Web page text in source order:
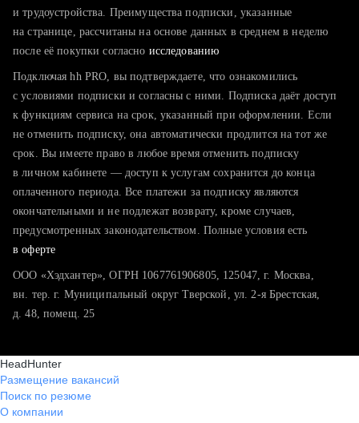
тратите много времени на поиск и вручную поднимаете
хотите сравнить себя с конкурентами и оценить шансы
и трудоустройства. Преимущества подписки, указанные
на странице, рассчитаны на основе данных в среднем в неделю
после её покупки согласно исследованию
Подключая hh PRO, вы подтверждаете, что ознакомились
с условиями подписки и согласны с ними. Подписка даёт доступ
к функциям сервиса на срок, указанный при оформлении. Если
не отменить подписку, она автоматически продлится на тот же
срок. Вы имеете право в любое время отменить подписку
в личном кабинете — доступ к услугам сохранится до конца
оплаченного периода. Все платежи за подписку являются
окончательными и не подлежат возврату, кроме случаев,
предусмотренных законодательством. Полные условия есть
в оферте
ООО «Хэдхантер», ОГРН 1067761906805, 125047, г. Москва,
вн. тер. г. Муниципальный округ Тверской, ул. 2-я Брестская,
д. 48, помещ. 25
HeadHunter
Размещение вакансий
Поиск по резюме
О компании